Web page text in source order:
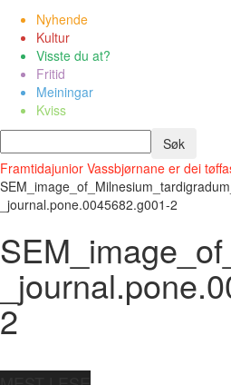
Nyhende
Kultur
Visste du at?
Fritid
Meiningar
Kviss
Framtidajunior Vassbjørnane er dei
_journal.pone.0045682.g001-2
2